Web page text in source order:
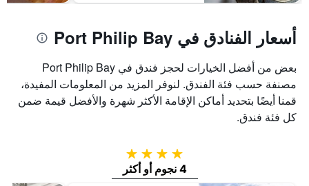
أسعار الفنادق في Port Philip Bay
بعض من أفضل الخيارات لحجز فندق في Port Philip Bay
مصنفة حسب فئة الفندق. لنوفر المزيد من المعلومات المفيدة،
قمنا أيضًا بتحديد أماكن الإقامة الأكثر شهرة والأفضل قيمة ضمن
كل فئة فندق.
4 نجوم
4 نجوم أو أكثر